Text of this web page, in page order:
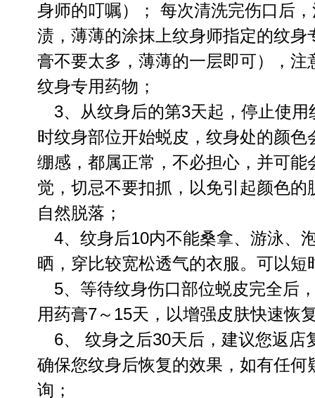
身师的叮嘱）； 每次清洗完伤口后
渍，薄薄的涂抹上纹身师指定的纹身
膏不要太多，薄薄的一层即可），注
纹身专用药物；
3、从纹身后的第3天起，停止使用
时纹身部位开始蜕皮，纹身处的颜色
绷感，都属正常，不必担心，并可能
觉，切忌不要扣抓，以免引起颜色的
自然脱落；
4、纹身后10内不能桑拿、游泳、
晒，穿比较宽松透气的衣服。可以
5、等待纹身伤口部位蜕皮完全后
用药膏7～15天，以增强皮肤快速
6、 纹身之后30天后，建议您返店
确保您纹身后恢复的效果，如有任何
询；